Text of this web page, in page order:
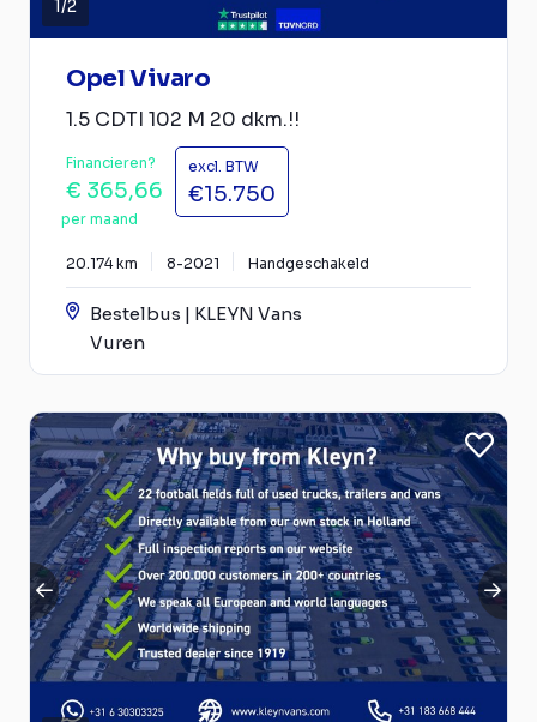
1/2
Opel Vivaro
1.5 CDTI 102 M 20 dkm.!!
Financieren?
€ 365,66
per maand
excl. BTW
€15.750
20.174 km 8-2021 Handgeschakeld
Bestelbus | KLEYN Vans
Vuren